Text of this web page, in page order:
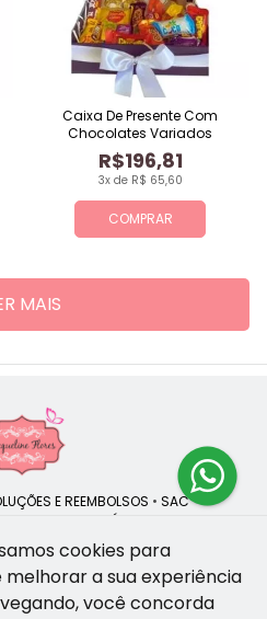
COMPRAR
3x de R$ 65,60
R$196,81
Caixa De Presente Com
Chocolates Variados
MAIS
E REEMBOLSOS • SAC
POLÍTICA DE COOKIES
47.335.418/0001-13
cookies para
a sua experiência
você concorda